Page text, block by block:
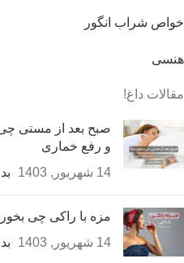
خواص شراب انگور
هنسی
مقالات داغ!
صبح بعد از مستی
و رفع خماری
14 شهریور, 1403
مزه با راکی چی بخوریم؟ (7 مزه تحریک
14 شهریور, 1403